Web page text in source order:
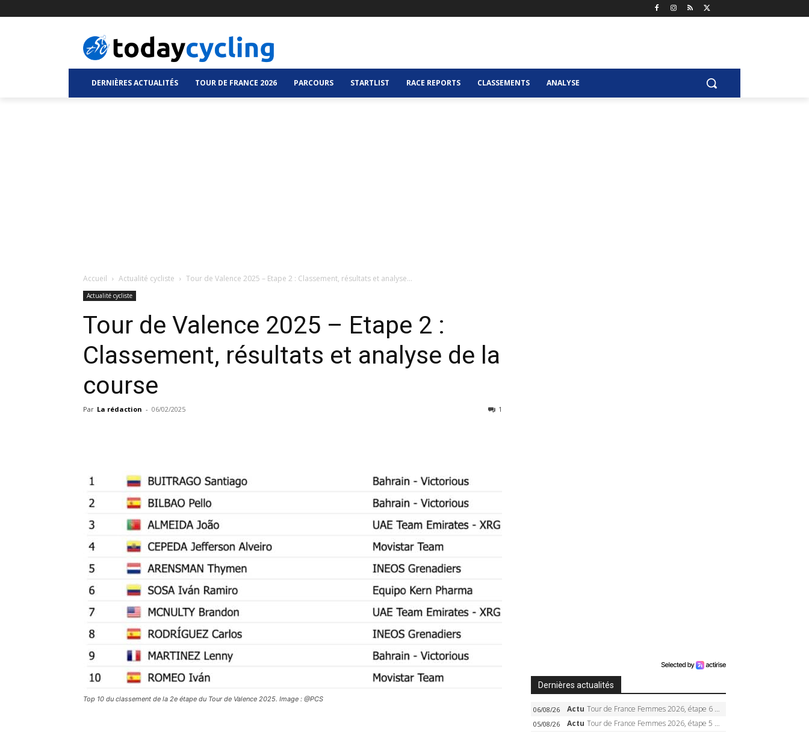
DERNIÈRES ACTUALITÉS TOUR DE FRANCE 2026 PARCOURS STARTLIST RACE REPORTS CLASSEMENTS ANALYSE
Accueil Actualité cycliste Tour de Valence 2025 – Etape 2 : Classement, résultats et analyse...
Actualité cycliste
Tour de Valence 2025 – Etape 2 :
Classement, résultats et analyse de la
course
Par La rédaction - 06/02/2025 1
Top 10 du classement de la 2e étape du Tour de Valence 2025. Image : @PCS
Dernières actualités
06/08/26 Actu Tour de France Femmes 2026, étape 6 – Kim Le Court-Pienaar gagne à Tournon, Reusser en jaune
05/08/26 Actu Tour de France Femmes 2026, étape 5 – Demi Vollering gagne à Belleville, Reusser en jaune, Ferrand-Prévot coule